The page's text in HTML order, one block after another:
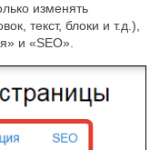
изменять
текст, блоки и т.д.),
и «SEO».